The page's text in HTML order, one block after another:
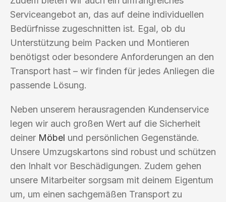
Serviceangebot an, das auf deine individuellen
Bedürfnisse zugeschnitten ist. Egal, ob du
Unterstützung beim Packen und Montieren
benötigst oder besondere Anforderungen an den
Transport hast – wir finden für jedes Anliegen die
passende Lösung.
Neben unserem herausragenden Kundenservice
legen wir auch großen Wert auf die Sicherheit
deiner Möbel und persönlichen Gegenstände.
Unsere Umzugskartons sind robust und schützen
den Inhalt vor Beschädigungen. Zudem gehen
unsere Mitarbeiter sorgsam mit deinem Eigentum
um, um einen sachgemäßen Transport zu